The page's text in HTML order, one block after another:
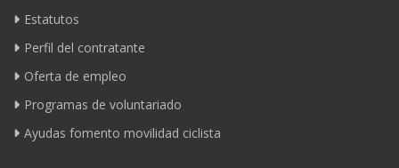
Estatutos
Perfil del contratante
Oferta de empleo
Programas de voluntariado
Ayudas fomento movilidad ciclista